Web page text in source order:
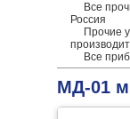
Все
Россия
Прочие
Все
МД-01